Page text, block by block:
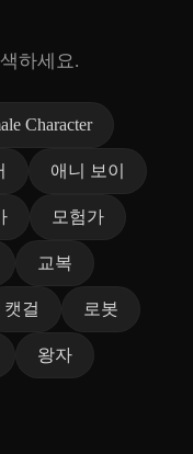
하세요.
Character
애니 보이
모험가
교복
캣걸 로봇
왕자